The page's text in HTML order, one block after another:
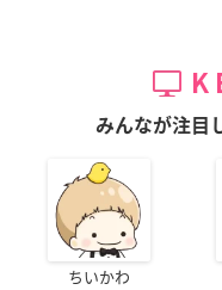
みんなが注目
ちいかわ